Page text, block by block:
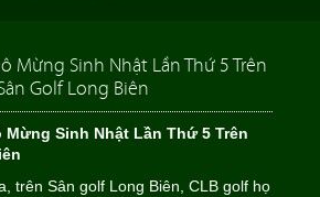
Mừng Sinh Nhật Lần Thứ 5 Trên
Golf Long Biên
Mừng Sinh Nhật Lần Thứ 5 Trên
trên Sân golf Long Biên, CLB golf họ